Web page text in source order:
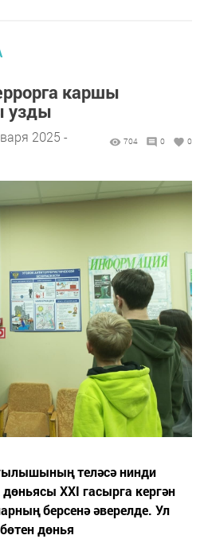
каршы
узды
2025 -
704 0 0
теләсә нинди
XXI гасырга кергән
берсенә әверелде. Ул
дөнья